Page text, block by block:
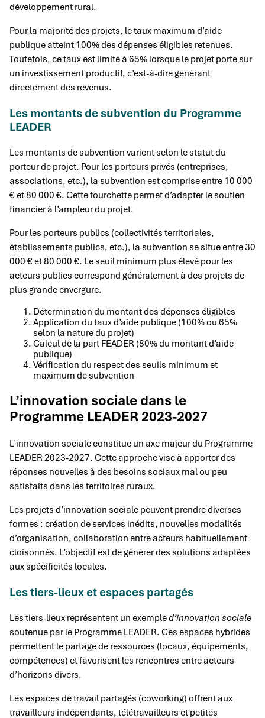
développement rural.
Pour la majorité des projets, le taux maximum d’aide
publique atteint 100% des dépenses éligibles retenues.
Toutefois, ce taux est limité à 65% lorsque le projet porte sur
un investissement productif, c’est-à-dire générant
directement des revenus.
Les montants de subvention du Programme
LEADER
Les montants de subvention varient selon le statut du
porteur de projet. Pour les porteurs privés (entreprises,
associations, etc.), la subvention est comprise entre 10 000
€ et 80 000 €. Cette fourchette permet d’adapter le soutien
financier à l’ampleur du projet.
Pour les porteurs publics (collectivités territoriales,
établissements publics, etc.), la subvention se situe entre 30
000 € et 80 000 €. Le seuil minimum plus élevé pour les
acteurs publics correspond généralement à des projets de
plus grande envergure.
Détermination du montant des dépenses éligibles
Application du taux d’aide publique (100% ou 65%
selon la nature du projet)
Calcul de la part FEADER (80% du montant d’aide
publique)
Vérification du respect des seuils minimum et
maximum de subvention
L’innovation sociale dans le
Programme LEADER 2023-2027
L’innovation sociale constitue un axe majeur du Programme
LEADER 2023-2027. Cette approche vise à apporter des
réponses nouvelles à des besoins sociaux mal ou peu
satisfaits dans les territoires ruraux.
Les projets d’innovation sociale peuvent prendre diverses
formes : création de services inédits, nouvelles modalités
d’organisation, collaboration entre acteurs habituellement
cloisonnés. L’objectif est de générer des solutions adaptées
aux spécificités locales.
Les tiers-lieux et espaces partagés
Les tiers-lieux représentent un exempled’innovation sociale
soutenue par le Programme LEADER. Ces espaces hybrides
permettent le partage de ressources (locaux, équipements,
compétences) et favorisent les rencontres entre acteurs
d’horizons divers.
Les espaces de travail partagés (coworking) offrent aux
travailleurs indépendants, télétravailleurs et petites